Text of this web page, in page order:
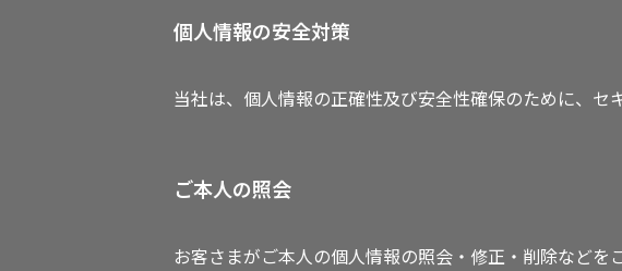
個人情報の安全対策
当社は、個人情報の正確性及び安全性確保のために、セ
ご本人の照会
お客さまがご本人の個人情報の照会・修正・削除などを